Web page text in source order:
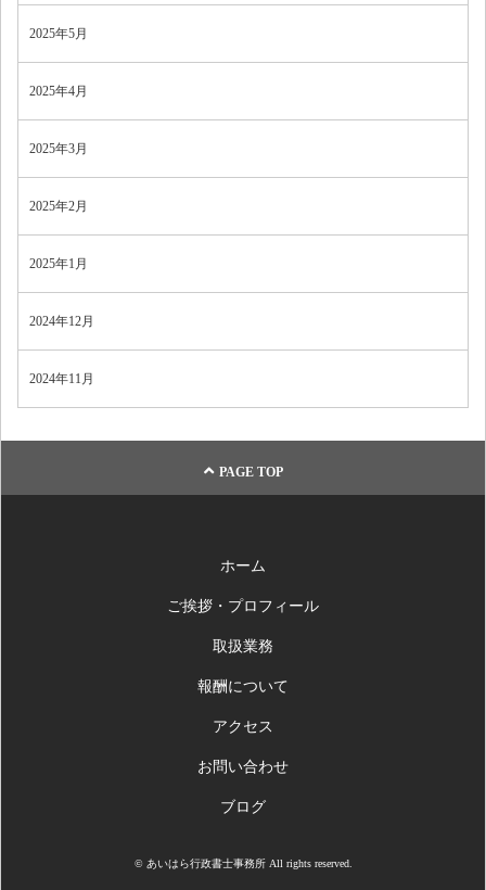
2025年5月
2025年4月
2025年3月
2025年2月
2025年1月
2024年12月
2024年11月
PAGE TOP
ホーム
ご挨拶・プロフィール
取扱業務
報酬について
アクセス
お問い合わせ
ブログ
© あいはら行政書士事務所 All rights reserved.